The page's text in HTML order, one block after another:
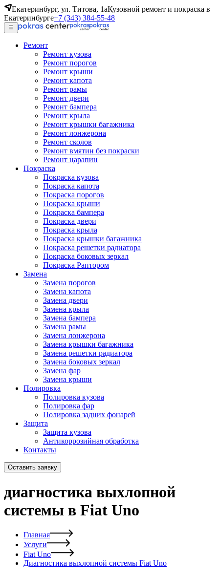
Екатеринбург, ул. Титова, 1аКузовной ремонт и покраска в
Екатеринбурге+7 (343) 384-55-48
Ремонт
Ремонт кузова
Ремонт порогов
Ремонт крыши
Ремонт капота
Ремонт рамы
Ремонт двери
Ремонт бампера
Ремонт крыла
Ремонт крышки багажника
Ремонт лонжерона
Ремонт сколов
Ремонт вмятин без покраски
Ремонт царапин
Покраска
Покраска кузова
Покраска капота
Покраска порогов
Покраска крыши
Покраска бампера
Покраска двери
Покраска крыла
Покраска крышки багажника
Покраска решетки радиатора
Покраска боковых зеркал
Покраска Раптором
Замена
Замена порогов
Замена капота
Замена двери
Замена крыла
Замена бампера
Замена рамы
Замена лонжерона
Замена крышки багажника
Замена решетки радиатора
Замена боковых зеркал
Замена фар
Замена крыши
Полировка
Полировка кузова
Полировка фар
Полировка задних фонарей
Защита
Защита кузова
Антикоррозийная обработка
Контакты
Оставить заявку
диагностика выхлопной
системы в Fiat Uno
Главная
Услуги
Fiat Uno
Диагностика выхлопной системы Fiat Uno